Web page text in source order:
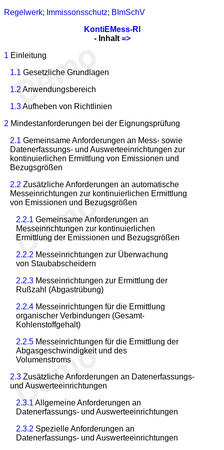
Regelwerk; Immissonsschutz; BImSchV
KontiEMess-Rl
- Inhalt =>
1 Einleitung
1.1 Gesetzliche Grundlagen
1.2 Anwendungsbereich
1.3Aufheben von Richtlinien
2 Mindestanforderungen bei der Eignungsprüfung
2.1 Gemeinsame Anforderungen an Mess- sowie
Datenerfassungs- und Auswerteeinrichtungen zur
kontinuierlichen Ermittlung von Emissionen und
Bezugsgrößen
2.2 Zusätzliche Anforderungen an automatische
Messeinrichtungen zur kontinuierlichen Ermittlung
von Emissionen und Bezugsgrößen
2.2.1 Gemeinsame Anforderungen an
Messeinrichtungen zur kontinuierlichen
Ermittlung der Emissionen und Bezugsgrößen
2.2.2 Messeinrichtungen zur Überwachung
von Staubabscheidern
2.2.3 Messeinrichtungen zur Ermittlung der
Rußzahl (Abgastrübung)
2.2.4 Messeinrichtungen für die Ermittlung
organischer Verbindungen (Gesamt-
Kohlenstoffgehalt)
2.2.5 Messeinrichtungen für die Ermittlung der
Abgasgeschwindigkeit und des
Volumenstroms
2.3 Zusätzliche Anforderungen an Datenerfassungs-
und Auswerteeinrichtungen
2.3.1 Allgemeine Anforderungen an
Datenerfassungs- und Auswerteeinrichtungen
2.3.2 Spezielle Anforderungen an
Datenerfassungs- und Auswerteeinrichtungen